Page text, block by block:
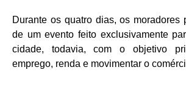
Durante os quatro dias, os moradores
de um evento feito exclusivamente
cidade, todavia, com o objetivo
emprego, renda e movimentar o